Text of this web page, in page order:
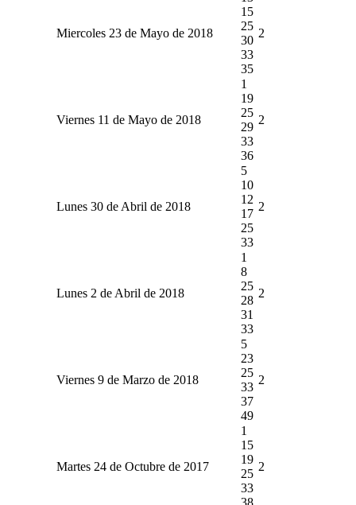
Miercoles 23 de Mayo de 2018
15
25
30
33
35
2
Viernes 11 de Mayo de 2018
1
19
25
29
33
36
2
Lunes 30 de Abril de 2018
5
10
12
17
25
33
2
Lunes 2 de Abril de 2018
1
8
25
28
31
33
2
Viernes 9 de Marzo de 2018
5
23
25
33
37
49
2
Martes 24 de Octubre de 2017
1
15
19
25
33
38
2